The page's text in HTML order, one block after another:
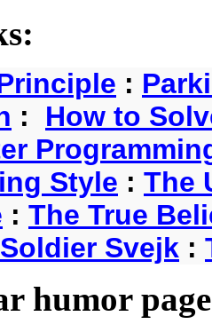
:
: How to
Style : The
: The True
Svejk :
humor